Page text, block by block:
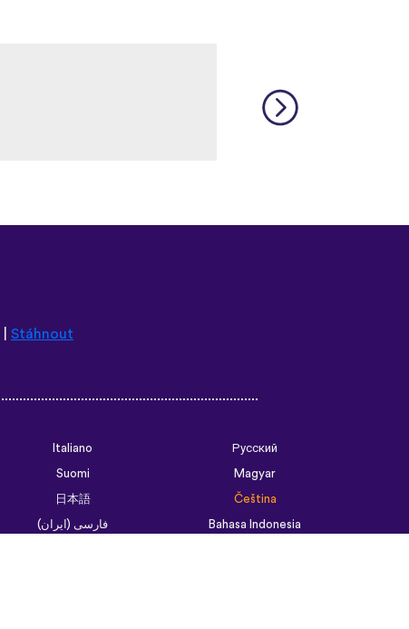
Stáhnout
Italiano
Русский
Suomi
Magyar
日本語
Čeština
فارسی (ایران)
Bahasa Indonesia